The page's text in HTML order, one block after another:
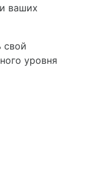
ваших
свой
уровня